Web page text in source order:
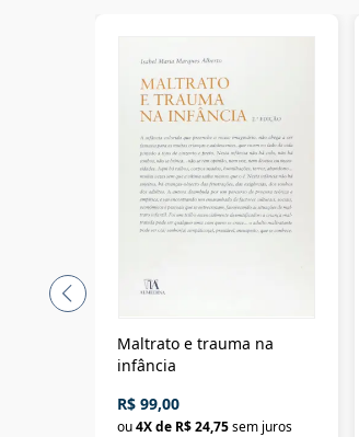
Maltrato e trauma na
infância
R$ 99,00
ou4X de R$ 24,75sem juros